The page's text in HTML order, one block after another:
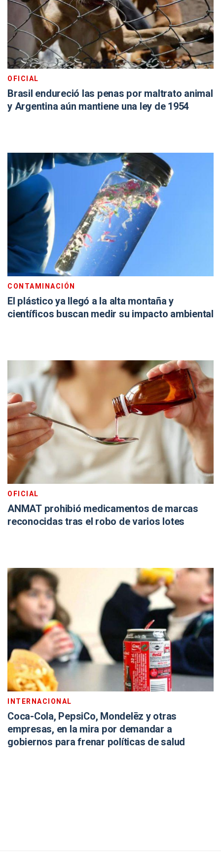
OFICIAL
Brasil endureció las penas por maltrato animal
y Argentina aún mantiene una ley de 1954
CONTAMINACIÓN
El plástico ya llegó a la alta montaña y
científicos buscan medir su impacto ambiental
OFICIAL
ANMAT prohibió medicamentos de marcas
reconocidas tras el robo de varios lotes
INTERNACIONAL
Coca-Cola, PepsiCo, Mondelēz y otras
empresas, en la mira por demandar a
gobiernos para frenar políticas de salud